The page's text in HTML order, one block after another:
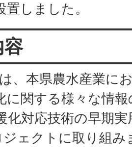
しました。
、本県農水産業に
に関する様々な情
化対応技術の早期
ェクトに取り組み